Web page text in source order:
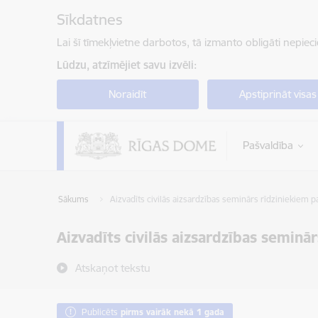
Sīkdatnes
Lai šī tīmekļvietne darbotos, tā izmanto obligāti
Lūdzu, atzīmējiet savu izvēli:
Noraidīt Apstiprināt visas
Pašvaldība
Sākums Aizvadīts civilās aizsardzības seminārs rīdziniekiem
Aizvadīts civilās aizsardzības
Atskaņot tekstu
Publicēts pirms vairāk nekā 1 gada